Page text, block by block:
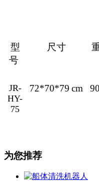
型
号
尺寸
JR-
HY-
75
72*70*79 cm 90
为您推荐